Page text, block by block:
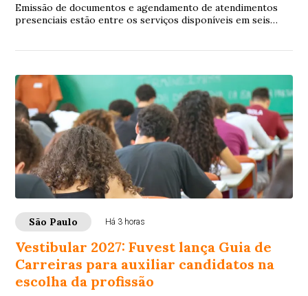
Emissão de documentos e agendamento de atendimentos
presenciais estão entre os serviços disponíveis em seis
São Paulo Há 3 horas
Vestibular 2027: Fuvest lança Guia de
Carreiras para auxiliar candidatos na
escolha da profissão